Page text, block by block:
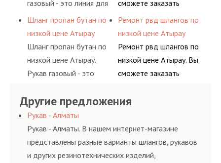
ацетилен) между
определенными
элементами системы.
газовый - это линия для
подачи сжатого
воздуха и различных
типов сжиженного газа
(кислород, аргон, метан,
пропан, бутан,
элементами системы.
Шланг пропан бутан по
низкой цене Атырау
Шланг пропан бутан по
низкой цене Атырау.
Рукав газовый - это
сжатого воздуха и
различных типов
сжиженного газа
(кислород, аргон, метан,
пропан, бутан,
гидросистем Вашего
предприятия.
сможете заказать
сервис РВД на разовой
основе либо на
условиях
долговременного
комплексного
Ремонт рвд шлангов по
низкой цене Атырау
Ремонт рвд шлангов по
низкой цене Атырау. Вы
сможете заказать
основе либо на
долговременного
комплексного
обслуживания
Другие предложения
Рукав - Алматы
Рукав - Алматы. В нашем интернет-магазине
представлены разные варианты шлангов, рукавов
и других резинотехнических изделий,